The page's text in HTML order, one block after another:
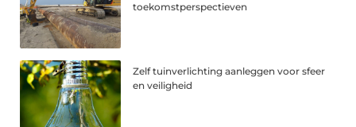
toekomstperspectieven
Zelf tuinverlichting aanleggen voor sfeer
en veiligheid